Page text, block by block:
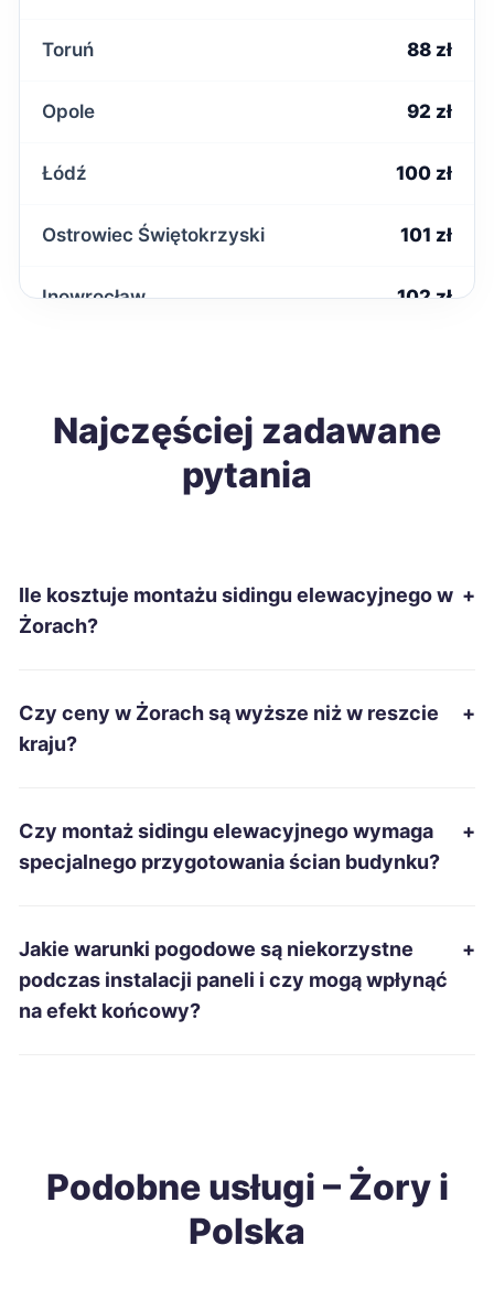
Toruń 88 zł
Opole 92 zł
Łódź 100 zł
Ostrowiec Świętokrzyski 101 zł
Inowrocław 102 zł
Wałbrzych 104 zł
Tomaszów Mazowiecki
Włocławek 105 zł
Łomża
Żory 106 zł
Siemianowice Śląskie TWÓJ REGION 106 zł
Najczęściej zadawane
pytania
Ile kosztuje montażu sidingu elewacyjnego w
Żorach?
+
Czy ceny w Żorach są wyższe niż w reszcie
kraju?
+
Czy montaż sidingu elewacyjnego wymaga
specjalnego przygotowania ścian budynku?
+
Jakie warunki pogodowe są niekorzystne
podczas instalacji paneli i czy mogą wpłynąć
na efekt końcowy?
+
Podobne usługi – Żory i
Polska